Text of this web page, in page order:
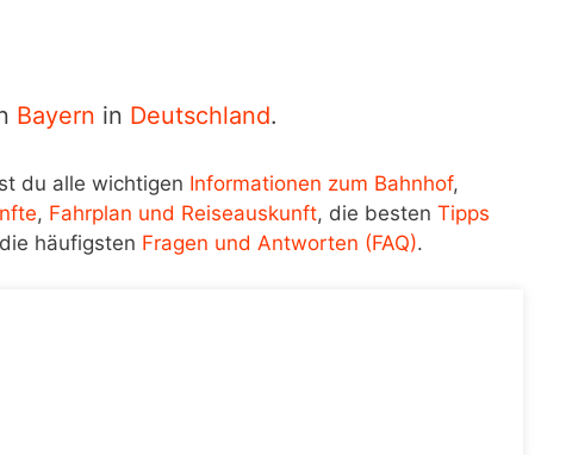
Bayern in Deutschland.
du alle wichtigen Informationen zum Bahnhof,
, Fahrplan und Reiseauskunft, die besten Tipps
häufigsten Fragen und Antworten (FAQ).